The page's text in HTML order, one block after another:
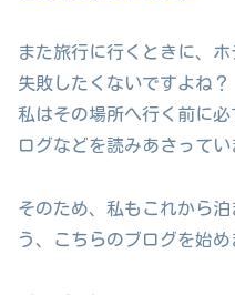
また旅行に行くときに、
失敗したくないですよね？
私はその場所へ行く前に
ログなどを読みあさってい
そのため、私もこれから
う、こちらのブログを始め